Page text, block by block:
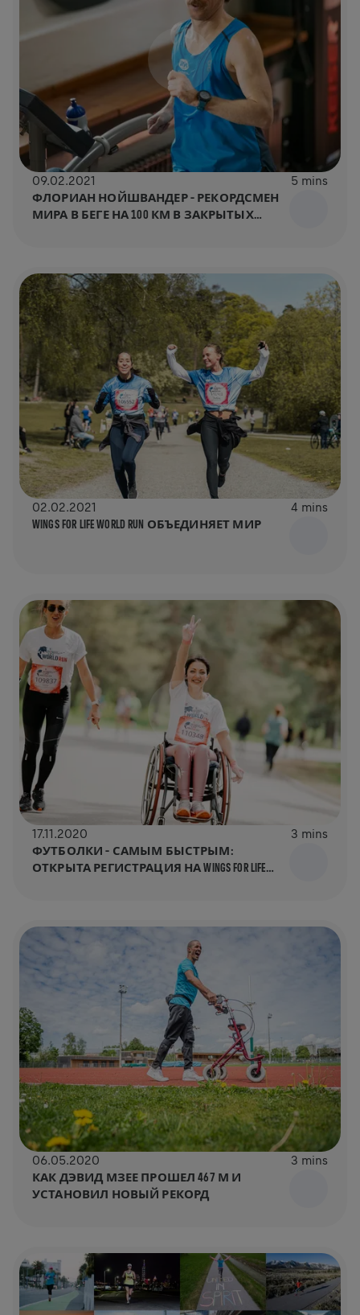
09.02.2021 5 mins
ФЛОРИАН НОЙШВАНДЕР – РЕКОРДСМЕН
МИРА В БЕГЕ НА 100 КМ В ЗАКРЫТЫХ
02.02.2021 4 mins
WINGS FOR LIFE WORLD RUN ОБЪЕДИНЯЕТ МИР
17.11.2020 3 mins
ФУТБОЛКИ – САМЫМ БЫСТРЫМ:
ОТКРЫТА РЕГИСТРАЦИЯ НА WINGS FOR LIFE
06.05.2020 3 mins
КАК ДЭВИД МЗЕЕ ПРОШЕЛ 467 М И
УСТАНОВИЛ НОВЫЙ РЕКОРД